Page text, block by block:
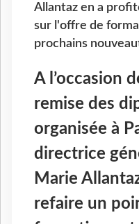
Allantaz en a
sur l'offre de
prochains
A l’occasion
remise des
organisée à
directrice
Marie
refaire un